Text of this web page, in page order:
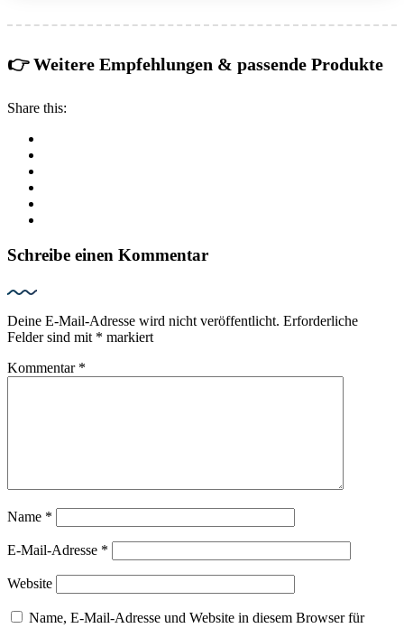
👉 Weitere Empfehlungen & passende Produkte
Share this:
Schreibe einen Kommentar
Deine E-Mail-Adresse wird nicht veröffentlicht. Erforderliche
Felder sind mit * markiert
Kommentar *
Name *
E-Mail-Adresse *
Website
Name, E-Mail-Adresse und Website in diesem Browser für